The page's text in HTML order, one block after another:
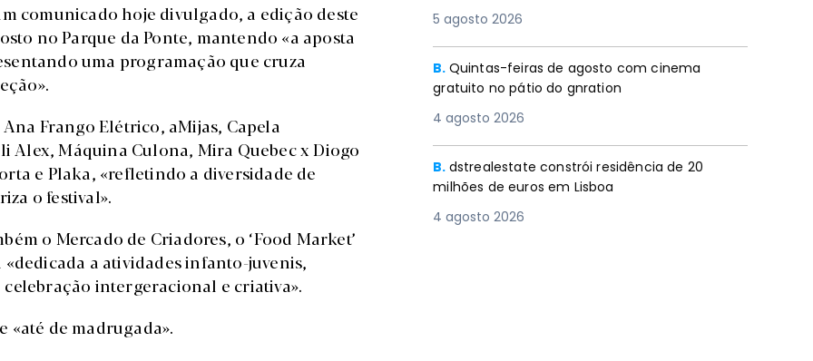
comunicado hoje divulgado, a edição deste
no Parque da Ponte, mantendo «a aposta
uma programação que cruza
Frango Elétrico, aMijas, Capela
Alex, Máquina Culona, Mira Quebec x Diogo
e Plaka, «refletindo a diversidade de
o festival».
o Mercado de Criadores, o ‘Food Market’
a atividades infanto-juvenis,
intergeracional e criativa».
«até de madrugada».
5 agosto 2026
B. Quintas-feiras de agosto com cinema
gratuito no pátio do gnration
4 agosto 2026
B. dstrealestate constrói residência de 20
milhões de euros em Lisboa
4 agosto 2026